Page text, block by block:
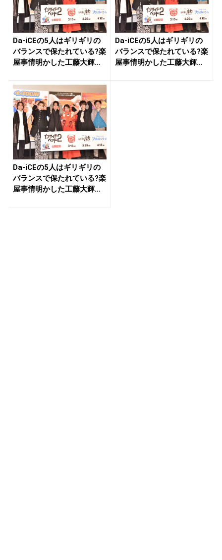
Da-iCEの5人はギリギリの
バランスで保たれている?楽
屋事情明かした工藤大輝
Da-iCEの5人はギリギリの
バランスで保たれている?楽
屋事情明かした工藤大輝
Da-iCEの5人はギリギリの
バランスで保たれている?楽
屋事情明かした工藤大輝